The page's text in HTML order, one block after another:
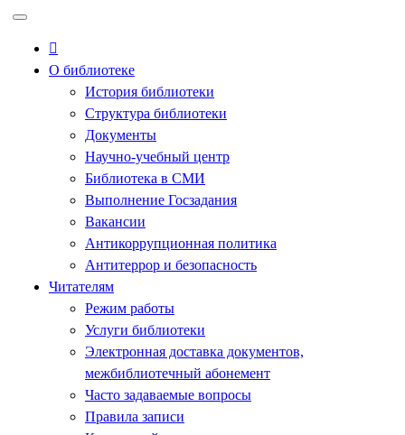
содержимому
О библиотеке
История библиотеки
Структура библиотеки
Документы
Научно-учебный центр
Библиотека в СМИ
Выполнение Госзадания
Вакансии
Антикоррупционная политика
Антитеррор и безопасность
Читателям
Режим работы
Услуги библиотеки
Электронная доставка документов,
межбиблиотечный абонемент
Часто задаваемые вопросы
Правила записи